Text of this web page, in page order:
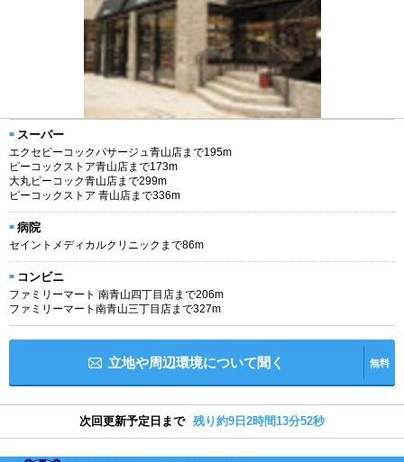
スーパー
エクセピーコックパサージュ青山店まで195m
ピーコックストア青山店まで173m
大丸ピーコック青山店まで299m
ピーコックストア 青山店まで336m
病院
セイントメディカルクリニックまで86m
コンビニ
ファミリーマート 南青山四丁目店まで206m
ファミリーマート南青山三丁目店まで327m
立地や周辺環境について聞く 無料
次回更新予定日まで 残り約9日2時間13分52秒